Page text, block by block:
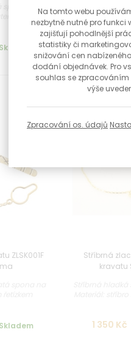
stříbro
Skladem
kravatu ručně
1 990 Kč
ZLSK001F
Skladem
Stříbrná
kravatu
1 350 Kč
Na tomto webu
nezbytně nutné pro funkci
zajišťují pohodlnější
statistiky či
snižování cen
dodání objednávek. Pro
souhlas se
výše
Zpracování os. údajů